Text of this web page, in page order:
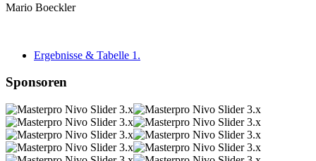
Mario Boeckler
Ergebnisse & Tabelle 1.
Sponsoren